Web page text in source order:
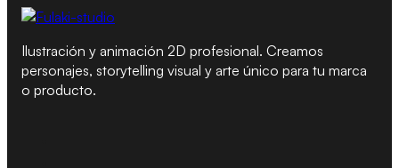
Ilustración y animación 2D profesional. Creamos
personajes, storytelling visual y arte único para tu marca
o producto.